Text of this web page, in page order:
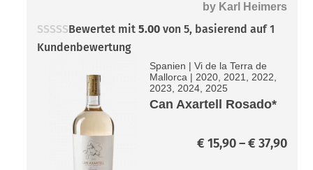
by Karl Heimers
Bewertet mit 5.00von 5, basierend auf1
Kundenbewertung
Spanien |Vi de la Terra de
Mallorca | 2020, 2021, 2022,
2023, 2024, 2025
Can Axartell Rosado*
€ 15,90–€ 37,90